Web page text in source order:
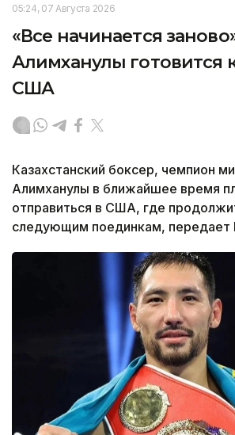
05:24, 07 Августа 2026
«Все начинается
Алимханулы готовится
США
Казахстанский боксер, чемпион
Алимханулы в ближайшее время
отправиться в США, где
следующим поединкам, передает